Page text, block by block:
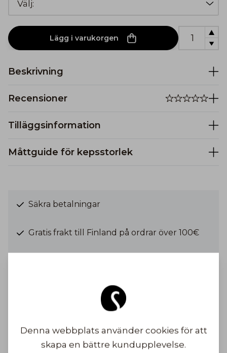
Lägg i varukorgen
Beskrivning
Recensioner
Tilläggsinformation
Måttguide för kepsstorlek
Säkra betalningar
Gratis frakt till Finland på ordrar över 100€
Bli inspirerad
Denna webbplats använder cookies för att
skapa en bättre kundupplevelse.